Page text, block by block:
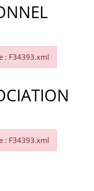
: F34393.xml
: F34393.xml